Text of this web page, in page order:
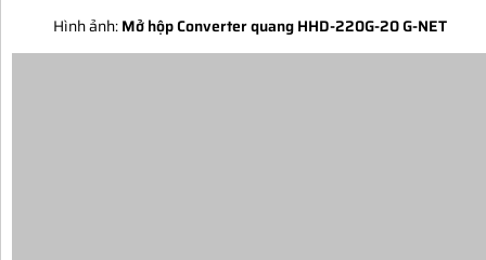
Hình ảnh:Mở hộp Converter quang HHD-220G-20 G-NET